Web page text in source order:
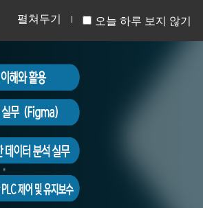
펼쳐두기 오늘 하루 보지 않기